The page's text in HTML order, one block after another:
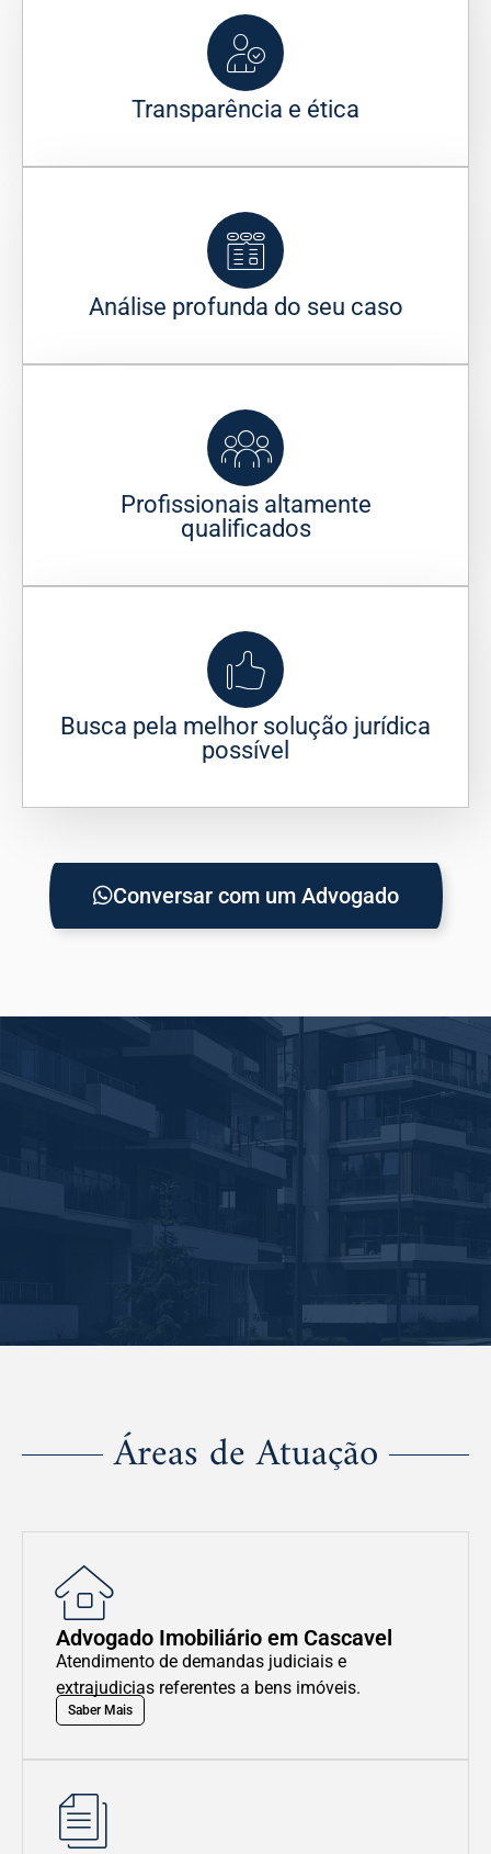
Transparência e ética
Análise profunda do seu caso
Profissionais altamente
qualificados
Busca pela melhor solução jurídica
possível
Conversar com um Advogado
Áreas de Atuação
Advogado Imobiliário em Cascavel
Atendimento de demandas judiciais e
extrajudicias referentes a bens imóveis.
Saber Mais